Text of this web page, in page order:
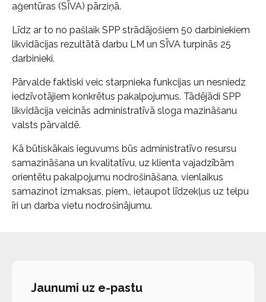
aģentūras (SĪVA) pārziņā.
Līdz ar to no pašlaik SPP strādājošiem 50 darbiniekiem
likvidācijas rezultātā darbu LM un SĪVA turpinās 25
darbinieki.
Pārvalde faktiski veic starpnieka funkcijas un nesniedz
iedzīvotājiem konkrētus pakalpojumus. Tādējādi SPP
likvidācija veicinās administratīvā sloga mazināšanu
valsts pārvaldē.
Kā būtiskākais ieguvums būs administratīvo resursu
samazināšana un kvalitatīvu, uz klienta vajadzībām
orientētu pakalpojumu nodrošināšana, vienlaikus
samazinot izmaksas, piem., ietaupot līdzekļus uz telpu
īri un darba vietu nodrošinājumu.
Jaunumi uz e-pastu